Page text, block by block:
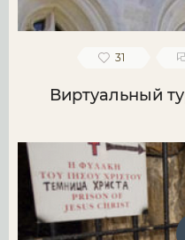
31
Виртуальный